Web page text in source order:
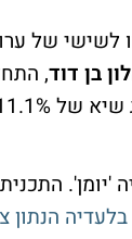
של ערוץ 10,
בן דוד
'יומן'.
הנתון צנח